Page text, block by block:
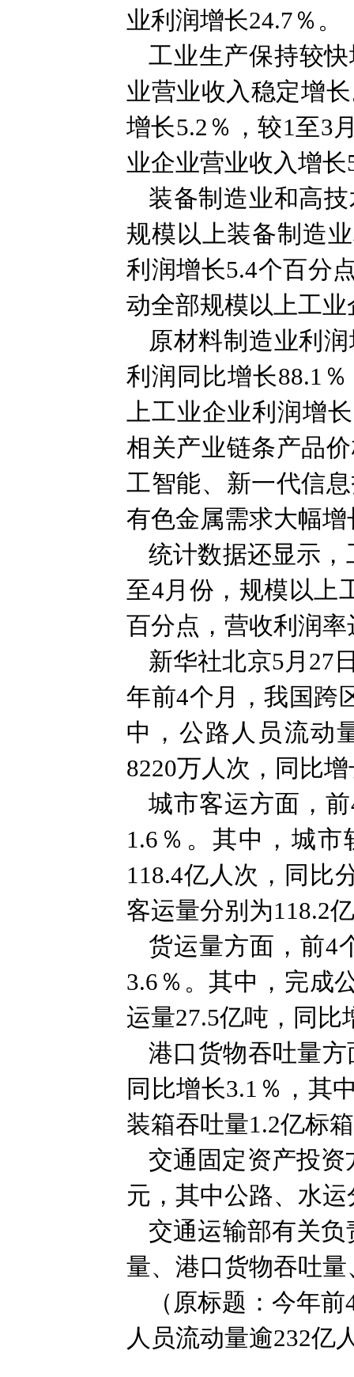
业利润增长24.7％。
工业生产保持较
业营业收入稳定增
增长5.2％，较1至3
业企业营业收入增
装备制造业和高
规模以上装备制造
利润增长5.4个百分
动全部规模以上工
原材料制造业利
利润同比增长88.1
上工业企业利润增
相关产业链条产品
工智能、新一代信
有色金属需求大幅增
统计数据还显示
至4月份，规模以上
百分点，营收利润
新华社北京5月27
年前4个月，我国跨
中，公路人员流动
8220万人次，同比
城市客运方面，
1.6％。其中，城
118.4亿人次，同比
客运量分别为118.2
货运量方面，前4
3.6％。其中，完成
运量27.5亿吨，同比
港口货物吞吐量
同比增长3.1％，其
装箱吞吐量1.2亿标
交通固定资产投
元，其中公路、水
交通运输部有关
量、港口货物吞吐
（原标题：今年
人员流动量逾232亿